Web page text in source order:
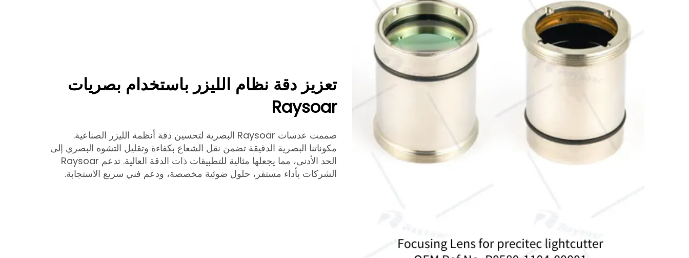
تعزيز دقة نظام الليزر باستخدام بصريات
Raysoar
صممت عدسات Raysoar البصرية لتحسين دقة أنظمة الليزر الصناعية.
مكوناتنا البصرية الدقيقة تضمن نقل الشعاع بكفاءة وتقليل التشوه البصري إلى
الحد الأدنى، مما يجعلها مثالية للتطبيقات ذات الدقة العالية. تدعم Raysoar
الشركات بأداء مستقر، حلول ضوئية مخصصة، ودعم فني سريع الاستجابة.